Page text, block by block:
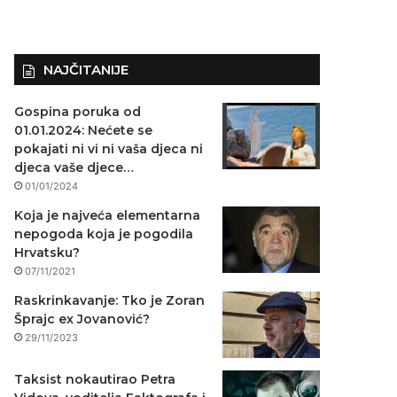
NAJČITANIJE
Gospina poruka od
01.01.2024: Nećete se
pokajati ni vi ni vaša djeca ni
djeca vaše djece…
01/01/2024
Koja je najveća elementarna
nepogoda koja je pogodila
Hrvatsku?
07/11/2021
Raskrinkavanje: Tko je Zoran
Šprajc ex Jovanović?
29/11/2023
Taksist nokautirao Petra